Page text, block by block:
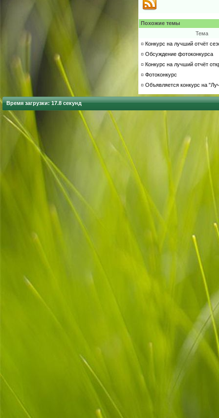
Похожие темы
Тема
¤ Конкурс на лучший отчёт
¤ Обсуждение фотоконкурса
¤ Конкурс на лучший отчёт
¤ Фотоконкурс
¤ Объявляется конкурс на
Время загрузки: 17.8 секунд